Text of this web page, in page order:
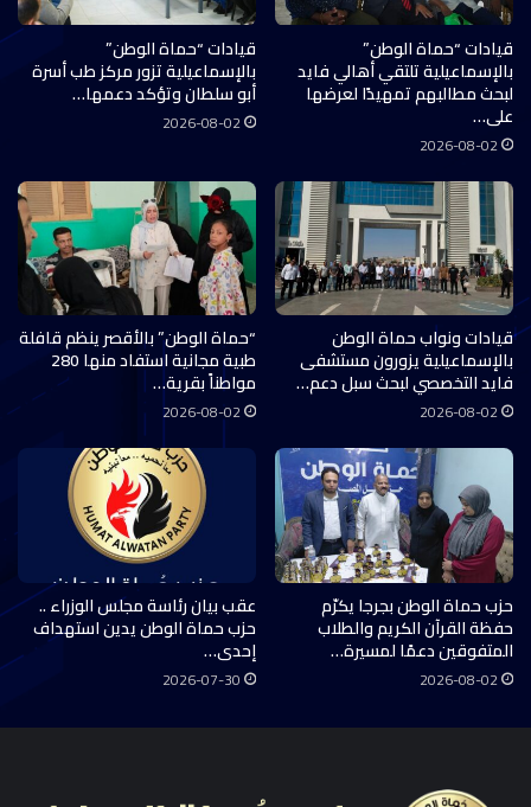
قيادات “حماة الوطن”
بالإسماعيلية تلتقي أهالي فايد
لبحث مطالبهم تمهيدًا لعرضها
على…
2026-08-02
قيادات “حماة الوطن”
بالإسماعيلية تزور مركز طب أسرة
أبو سلطان وتؤكد دعمها…
2026-08-02
قيادات ونواب حماة الوطن
بالإسماعيلية يزورون مستشفى
فايد التخصصي لبحث سبل دعم…
2026-08-02
“حماة الوطن” بالأقصر ينظم قافلة
طبية مجانية استفاد منها 280
مواطناً بقرية…
2026-08-02
حزب حماة الوطن بجرجا يكرّم
حفظة القرآن الكريم والطلاب
المتفوقين دعمًا لمسيرة…
2026-08-02
عقب بيان رئاسة مجلس الوزراء ..
حزب حماة الوطن يدين استهداف
إحدى…
2026-07-30